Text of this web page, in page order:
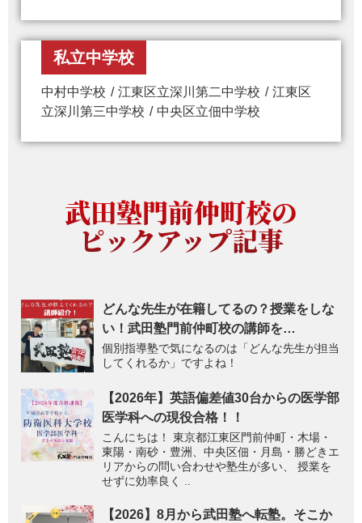
私立中学校
中村中学校 江東区立深川第二中学校
江東区
立深川第三中学校
中央区立佃中学校
武田塾門前仲町校の
ピックアップ記事
どんな先生が在籍してるの？授業をしな
い！武田塾門前仲町校の講師を…
個別指導塾で気になるのは「どんな先生が担当
してくれるか」ですよね！
【2026年】英語偏差値30台からの医学部
医学科への現役合格！！
こんにちは！ 東京都江東区門前仲町・木場・
東陽・南砂・豊洲、中央区佃・月島・勝どきエ
リアからの問い合わせや塾生が多い、 授業を
せずに効率良く ..
【2026】8月から武田塾へ転塾。そこか